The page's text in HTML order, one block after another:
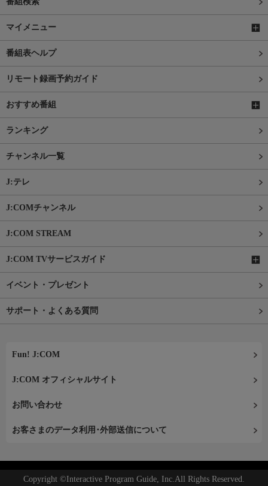
マイメニュー
番組表ヘルプ
リモート録画予約ガイド
おすすめ番組
ランキング
チャンネル一覧
J:テレ
J:COMチャンネル
J:COM STREAM
J:COM TVサービスガイド
イベント・プレゼント
サポート・よくある質問
Fun! J:COM
J:COM オフィシャルサイト
お問い合わせ
お客さまのデータ利用･外部送信について
Copyright ©Interactive Program Guide, Inc.All Rights Reserved.